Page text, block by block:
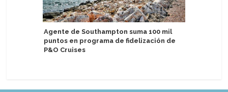
Agente de Southampton suma 100 mil
puntos en programa de fidelización de
P&O Cruises